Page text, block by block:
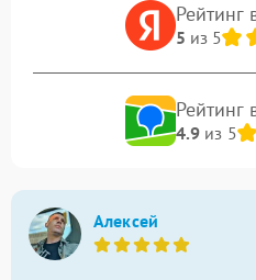
Рейтинг
5 из 5
Рейтинг
4.9из 5
Алексей